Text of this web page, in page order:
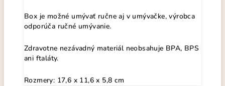
Box je možné umývať ručne aj v umývačke, výrobca
odporúča ručné umývanie.
Zdravotne nezávadný materiál neobsahuje BPA, BPS
ani ftaláty.
Rozmery: 17,6 x 11,6 x 5,8 cm